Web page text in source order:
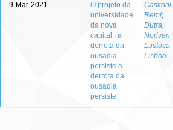
9-Mar-2021 -
O projeto da
universidade
da nova
capital : a
derrota da
ousadia
persiste a
derrota da
ousadia
persiste
Castioni,
Remi;
Dutra,
Norivan
Lustosa
Lisboa